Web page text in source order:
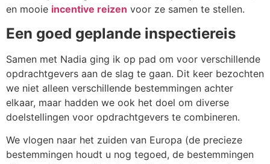
en mooie incentive reizen voor ze samen te stellen.
Een goed geplande inspectiereis
Samen met Nadia ging ik op pad om voor verschillende
opdrachtgevers aan de slag te gaan. Dit keer bezochten
we niet alleen verschillende bestemmingen achter
elkaar, maar hadden we ook het doel om diverse
doelstellingen voor opdrachtgevers te combineren.
We vlogen naar het zuiden van Europa (de precieze
bestemmingen houdt u nog tegoed, de bestemmingen